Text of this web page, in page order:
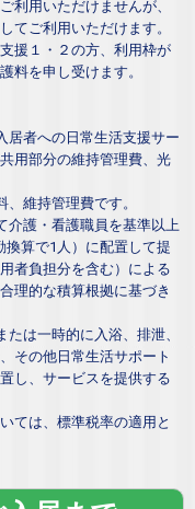
利用いただけませんが、
てご利用いただけます。
援１・２の方、利用枠が
料を申し受けます。
居者への日常生活支援サー
用部分の維持管理費、光
維持管理費です。
介護・看護職員を基準以上
換算で1人）に配置して提
者負担分を含む）による
理的な積算根拠に基づき
は一時的に入浴、排泄、
その他日常生活サポート
し、サービスを提供する
ては、標準税率の適用と